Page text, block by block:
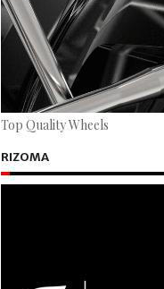
Top Quality Wheels
RIZOMA